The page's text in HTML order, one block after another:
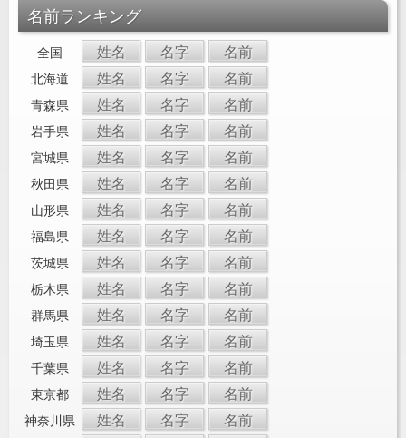
名前ランキング
全国 姓名 名字 名前
北海道 姓名 名字 名前
青森県 姓名 名字 名前
岩手県 姓名 名字 名前
宮城県 姓名 名字 名前
秋田県 姓名 名字 名前
山形県 姓名 名字 名前
福島県 姓名 名字 名前
茨城県 姓名 名字 名前
栃木県 姓名 名字 名前
群馬県 姓名 名字 名前
埼玉県 姓名 名字 名前
千葉県 姓名 名字 名前
東京都 姓名 名字 名前
神奈川県 姓名 名字 名前